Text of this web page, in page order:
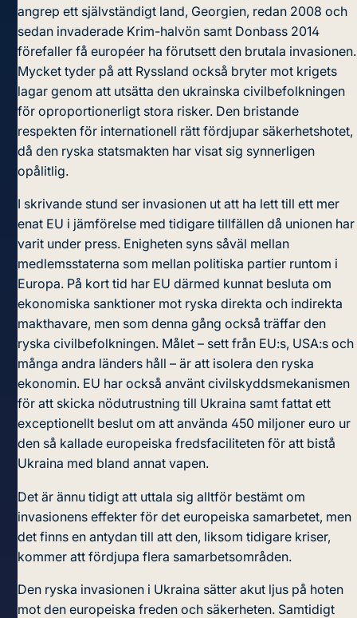
angrep ett självständigt land, Georgien, redan 2008 och
sedan invaderade Krim-halvön samt Donbass 2014
förefaller få européer ha förutsett den brutala invasionen.
Mycket tyder på att Ryssland också bryter mot krigets
lagar genom att utsätta den ukrainska civilbefolkningen
för oproportionerligt stora risker. Den bristande
respekten för internationell rätt fördjupar säkerhetshotet,
då den ryska statsmakten har visat sig synnerligen
opålitlig.
I skrivande stund ser invasionen ut att ha lett till ett mer
enat EU i jämförelse med tidigare tillfällen då unionen har
varit under press. Enigheten syns såväl mellan
medlemsstaterna som mellan politiska partier runtom i
Europa. På kort tid har EU därmed kunnat besluta om
ekonomiska sanktioner mot ryska direkta och indirekta
makthavare, men som denna gång också träffar den
ryska civilbefolkningen. Målet – sett från EU:s, USA:s och
många andra länders håll – är att isolera den ryska
ekonomin. EU har också använtcivilskyddsmekanismen
för att skicka nödutrustning till Ukraina samt fattat ett
exceptionellt beslut om att använda 450 miljoner euro ur
den så kalladeeuropeiska fredsfaciliteten för att bistå
Ukraina med bland annat vapen.
Det är ännu tidigt att uttala sig alltför bestämt om
invasionens effekter för det europeiska samarbetet, men
det finns en antydan till att den, liksom tidigare kriser,
kommer att fördjupa flera samarbetsområden.
Den ryska invasionen i Ukraina sätter akut ljus på hoten
mot den europeiska freden och säkerheten. Samtidigt